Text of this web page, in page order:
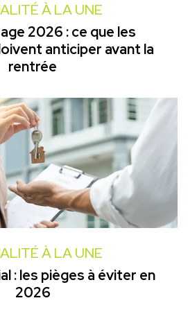
À LA UNE
2026 : ce que les
anticiper avant la
rentrée
À LA UNE
: les pièges à éviter en
2026